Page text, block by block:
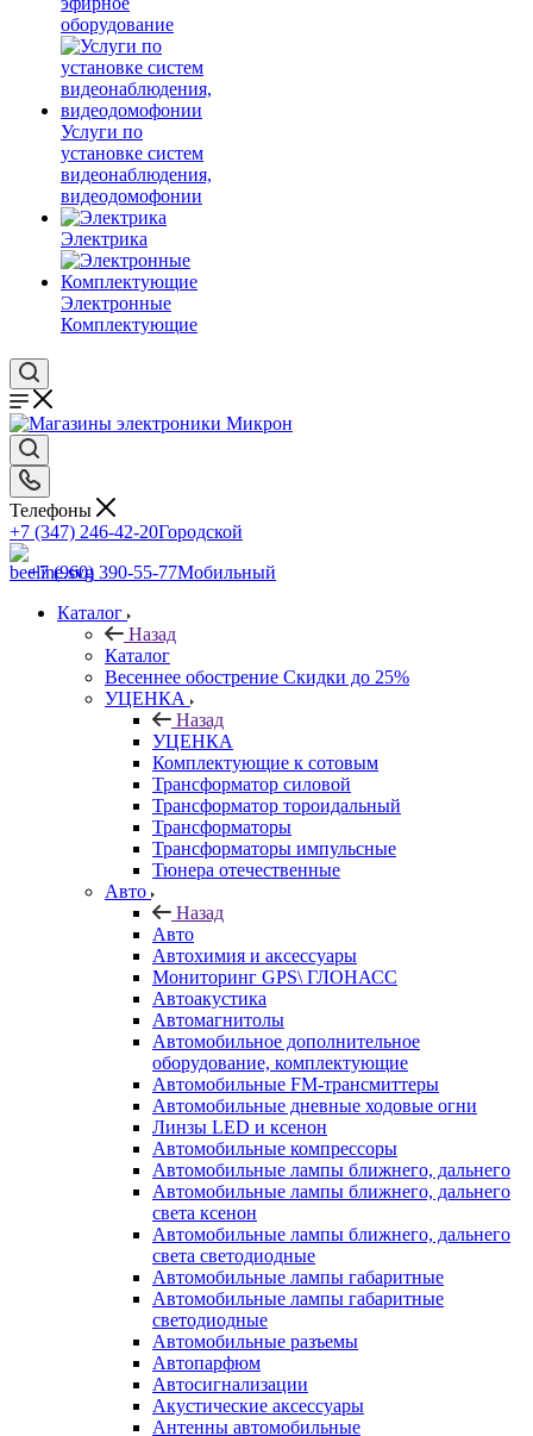
оборудование
Услуги по
установке систем
видеонаблюдения,
видеодомофонии
Электрика
Электронные
Комплектующие
Телефоны
+7 (347) 246-42-20Городской
+7 (960) 390-55-77Мобильный
Каталог
Назад
Каталог
Весеннее обострение Скидки до 25%
УЦЕНКА
Назад
УЦЕНКА
Комплектующие к сотовым
Трансформатор силовой
Трансформатор тороидальный
Трансформаторы
Трансформаторы импульсные
Тюнера отечественные
Авто
Назад
Авто
Автохимия и аксессуары
Мониторинг GPS\ ГЛОНАСС
Автоакустика
Автомагнитолы
Автомобильное дополнительное
оборудование, комплектующие
Автомобильные FM-трансмиттеры
Автомобильные дневные ходовые огни
Линзы LED и ксенон
Автомобильные компрессоры
Автомобильные лампы ближнего, дальнего
Автомобильные лампы ближнего, дальнего
света ксенон
Автомобильные лампы ближнего, дальнего
света светодиодные
Автомобильные лампы габаритные
Автомобильные лампы габаритные
светодиодные
Автомобильные разъемы
Автопарфюм
Автосигнализации
Акустические аксессуары
Антенны автомобильные